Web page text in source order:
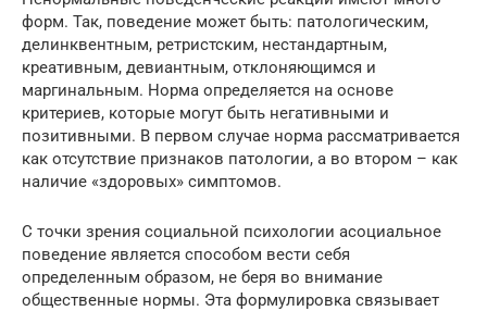
форм. Так, поведение может быть: патологическим,
делинквентным, ретристским, нестандартным,
креативным, девиантным, отклоняющимся и
маргинальным. Норма определяется на основе
критериев, которые могут быть негативными и
позитивными. В первом случае норма рассматривается
как отсутствие признаков патологии, а во втором – как
наличие «здоровых» симптомов.
С точки зрения социальной психологии асоциальное
поведение является способом вести себя
определенным образом, не беря во внимание
общественные нормы. Эта формулировка связывает